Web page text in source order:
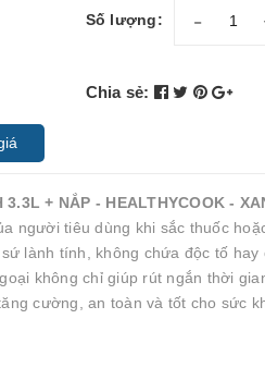
Số lượng: -
Chia sẻ:
+ NẮP - HEALTHYCOOK -
người tiêu dùng khi sắc thuốc
lành tính, không chứa độc tố
không chỉ giúp rút ngắn thời
cường, an toàn và tốt cho sức